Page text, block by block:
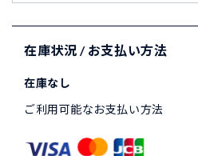
在庫状況 / お支払い方法
在庫なし
ご利用可能なお支払い方法